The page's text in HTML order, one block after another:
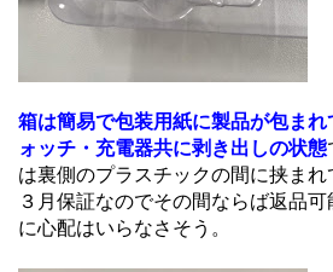
箱は簡易で包装用紙に製品が包ま
ォッチ・充電器共に剥き出しの状態
は裏側のプラスチックの間に挟ま
３月保証なのでその間ならば返品
に心配はいらなさそう。